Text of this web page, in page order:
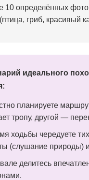
10 определённых
гриб, красивый
идеального
планируете
тропу, другой —
ходьбы чередуете
(слушание природы)
делитесь